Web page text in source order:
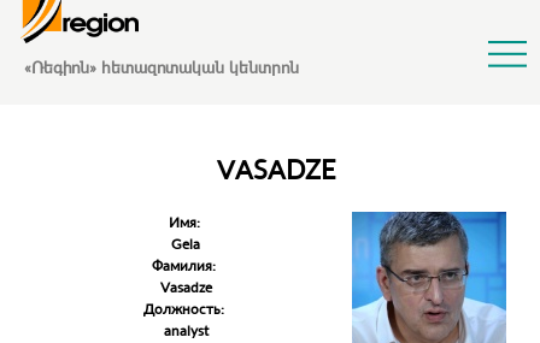
«Ռեգիոն» հետազոտական կենտրոն
VASADZE
Имя:
Gela
Фамилия:
Vasadze
Должность:
analyst